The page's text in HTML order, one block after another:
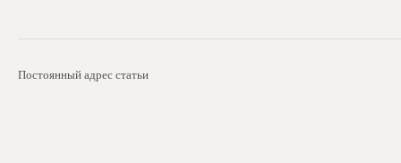
Постоянный адрес статьи